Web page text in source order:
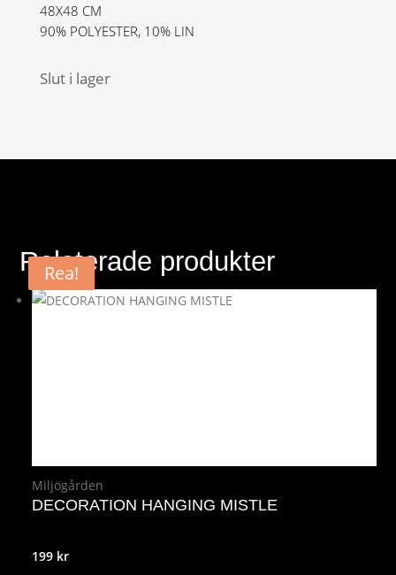
48X48 CM
90% POLYESTER, 10% LIN
Slut i lager
Relaterade produkter
Miljögården
DECORATION HANGING MISTLE
199 kr
Rea!
Rea!